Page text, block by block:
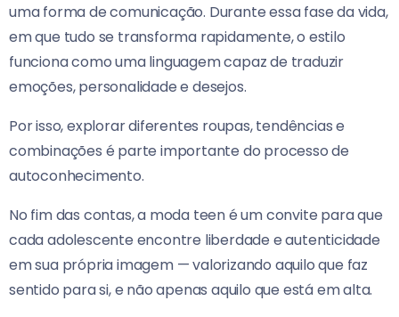
uma forma de comunicação. Durante essa fase da vida,
em que tudo se transforma rapidamente, o estilo
funciona como uma linguagem capaz de traduzir
emoções, personalidade e desejos.
Por isso, explorar diferentes roupas, tendências e
combinações é parte importante do processo de
autoconhecimento.
No fim das contas, a moda teen é um convite para que
cada adolescente encontre liberdade e autenticidade
em sua própria imagem — valorizando aquilo que faz
sentido para si, e não apenas aquilo que está em alta.